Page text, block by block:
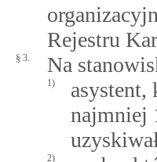
Rejestru
§ 3. Na
1)
asystent,
najmniej
2)